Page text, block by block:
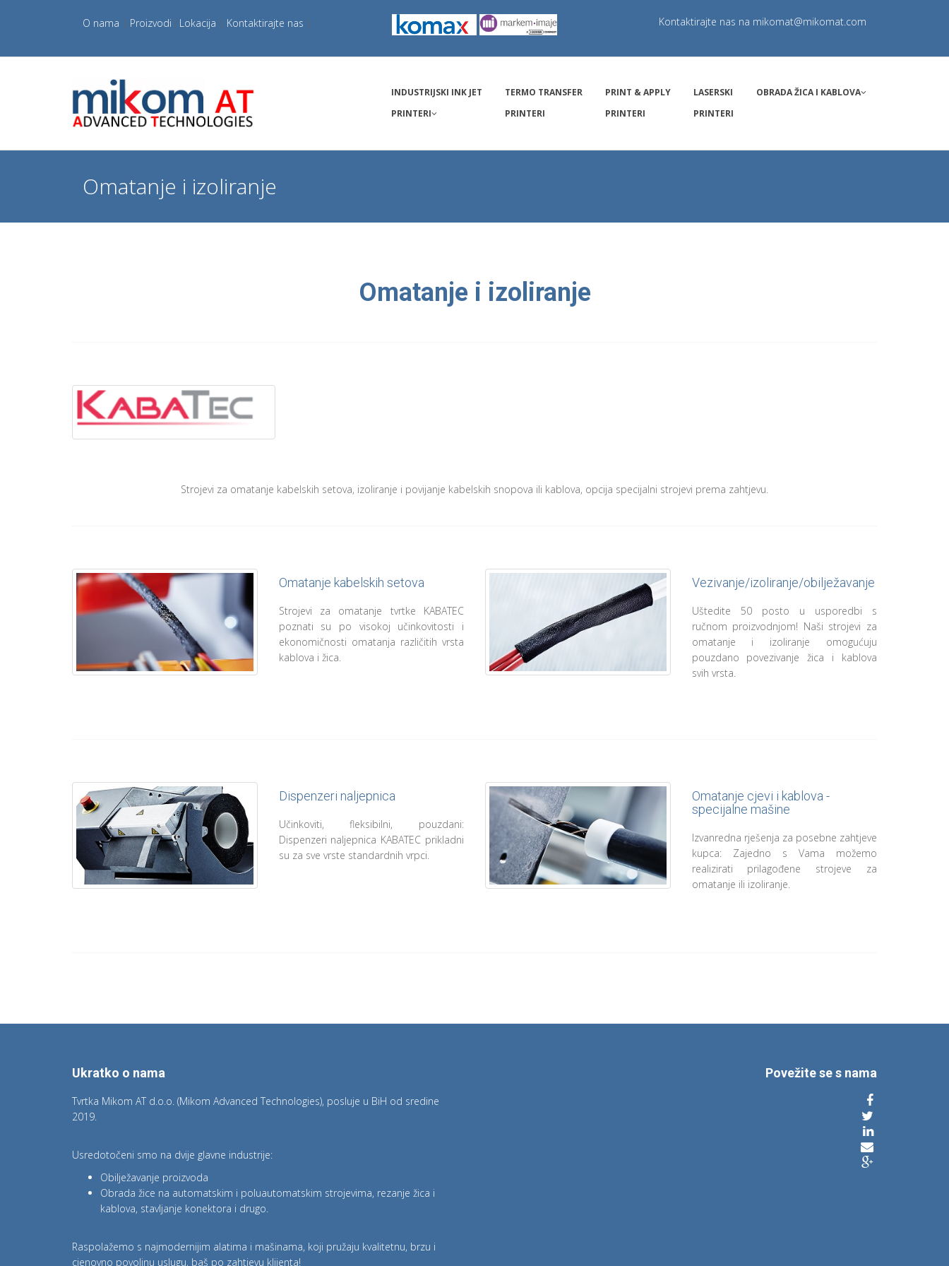
O nama | Proizvodi | Lokacija | Kontaktirajte nas | Kontaktirajte nas na mikomat@mikomat.com
INDUSTRIJSKI INK JET
PRINTERI
TERMO TRANSFER
PRINTERI
PRINT & APPLY
PRINTERI
LASERSKI
PRINTERI
OBRADA ŽICA I KABLOVA
Omatanje i izoliranje
Omatanje i izoliranje
Strojevi za omatanje kabelskih setova, izoliranje i povijanje kabelskih snopova ili kablova, opcija specijalni strojevi prema zahtjevu.
Omatanje kabelskih setova
Strojevi za omatanje tvrtke KABATEC
poznati su po visokoj učinkovitosti i
ekonomičnosti omatanja različitih vrsta
kablova i žica.
Vezivanje/izoliranje/obilježavanje
Uštedite 50 posto u usporedbi s
ručnom proizvodnjom! Naši strojevi za
omatanje i izoliranje omogućuju
pouzdano povezivanje žica i kablova
svih vrsta.
Dispenzeri naljepnica
Učinkoviti, fleksibilni, pouzdani:
Dispenzeri naljepnica KABATEC prikladni
su za sve vrste standardnih vrpci.
Omatanje cjevi i kablova -
specijalne mašine
Izvanredna rješenja za posebne zahtjeve
kupca: Zajedno s Vama možemo
realizirati prilagođene strojeve za
omatanje ili izoliranje.
Ukratko o nama
Tvrtka Mikom AT d.o.o. (Mikom Advanced Technologies), posluje u BiH od sredine
2019.
Usredotočeni smo na dvije glavne industrije:
Obilježavanje proizvoda
Obrada žice na automatskim i poluautomatskim strojevima, rezanje žica i
kablova, stavljanje konektora i drugo.
Raspolažemo s najmodernijim alatima i mašinama, koji pružaju kvalitetnu, brzu i
cjenovno povoljnu uslugu, baš po zahtjevu klijenta!
Povežite se s nama